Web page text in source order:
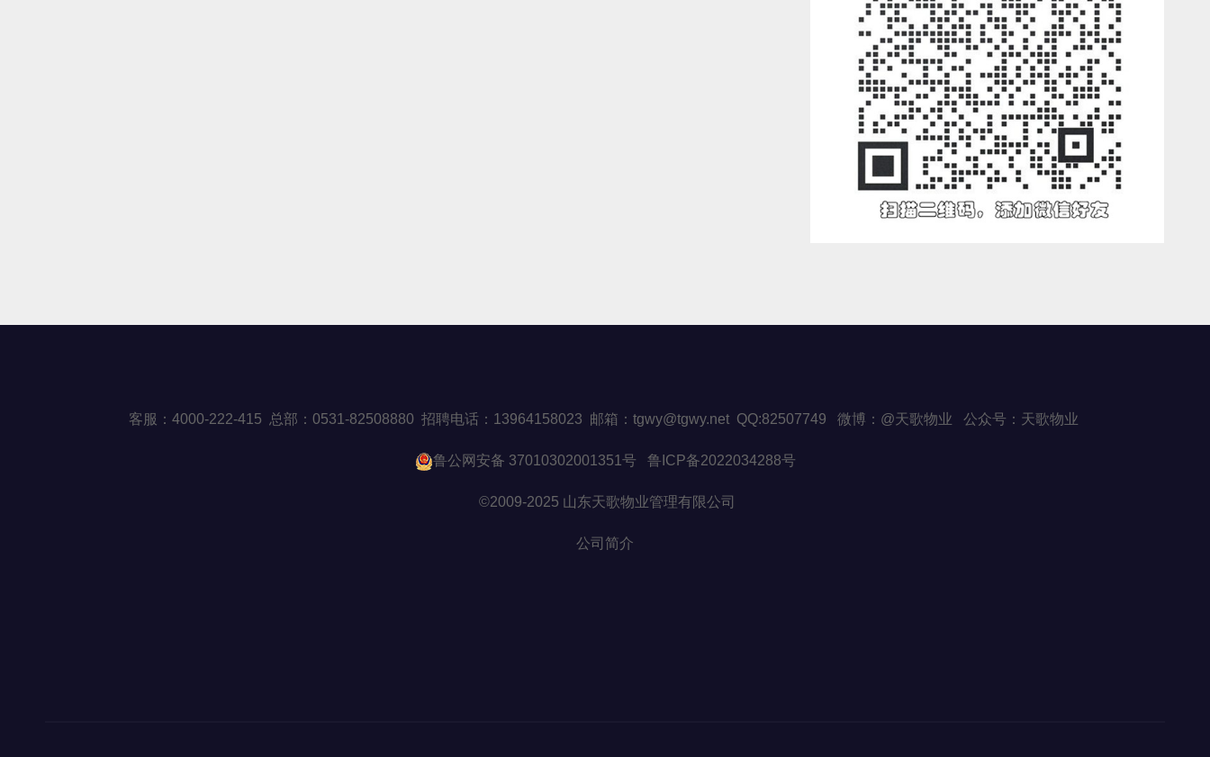
客服：4000-222-415 总部：0531-82508880 招聘电话：13964158023 邮箱：tgwy@tgwy.net QQ:82507749 微博：@天歌物业 公众号：天歌物业
鲁公网安备 37010302001351号 鲁ICP备2022034288号
©2009-2025 山东天歌物业管理有限公司
公司简介